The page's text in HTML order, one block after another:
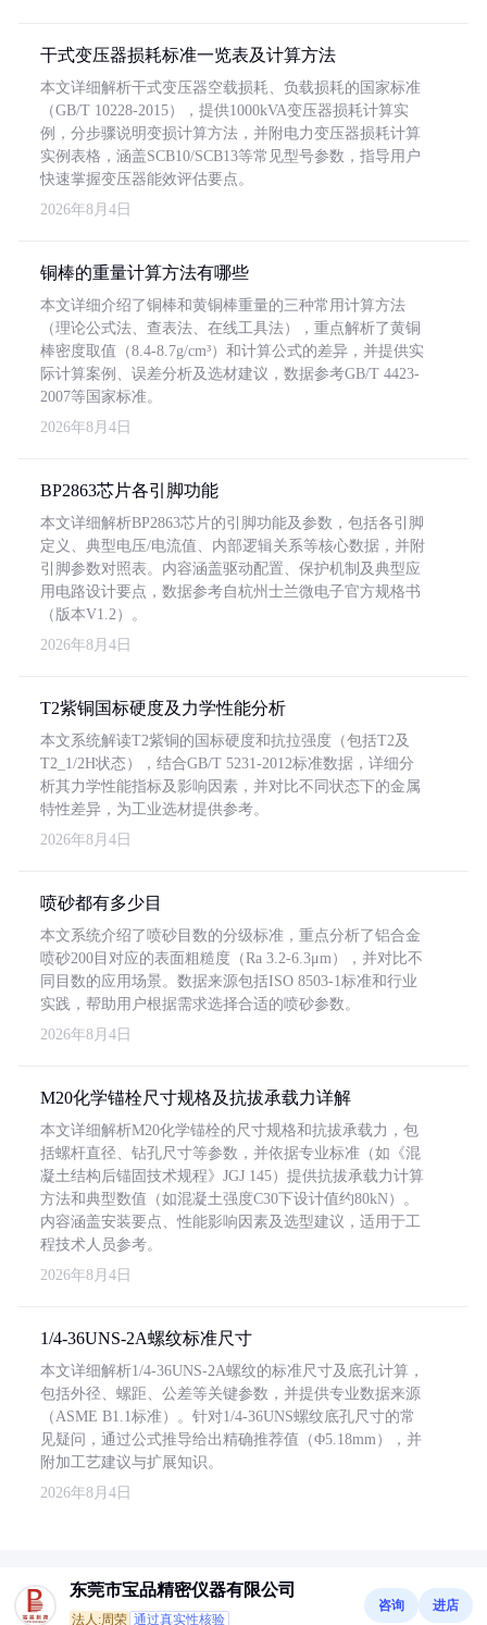
干式变压器损耗标准一览表及计算方法
本文详细解析干式变压器空载损耗、负载损耗的国家标准
（GB/T 10228-2015），提供1000kVA变压器损耗计算实
例，分步骤说明变损计算方法，并附电力变压器损耗计算
实例表格，涵盖SCB10/SCB13等常见型号参数，指导用户
快速掌握变压器能效评估要点。
2026年8月4日
铜棒的重量计算方法有哪些
本文详细介绍了铜棒和黄铜棒重量的三种常用计算方法
（理论公式法、查表法、在线工具法），重点解析了黄铜
棒密度取值（8.4-8.7g/cm³）和计算公式的差异，并提供实
际计算案例、误差分析及选材建议，数据参考GB/T 4423-
2007等国家标准。
2026年8月4日
BP2863芯片各引脚功能
本文详细解析BP2863芯片的引脚功能及参数，包括各引脚
定义、典型电压/电流值、内部逻辑关系等核心数据，并附
引脚参数对照表。内容涵盖驱动配置、保护机制及典型应
用电路设计要点，数据参考自杭州士兰微电子官方规格书
（版本V1.2）。
2026年8月4日
T2紫铜国标硬度及力学性能分析
本文系统解读T2紫铜的国标硬度和抗拉强度（包括T2及
T2_1/2H状态），结合GB/T 5231-2012标准数据，详细分
析其力学性能指标及影响因素，并对比不同状态下的金属
特性差异，为工业选材提供参考。
2026年8月4日
喷砂都有多少目
本文系统介绍了喷砂目数的分级标准，重点分析了铝合金
喷砂200目对应的表面粗糙度（Ra 3.2-6.3μm），并对比不
同目数的应用场景。数据来源包括ISO 8503-1标准和行业
实践，帮助用户根据需求选择合适的喷砂参数。
2026年8月4日
M20化学锚栓尺寸规格及抗拔承载力详解
本文详细解析M20化学锚栓的尺寸规格和抗拔承载力，包
括螺杆直径、钻孔尺寸等参数，并依据专业标准（如《混
凝土结构后锚固技术规程》JGJ 145）提供抗拔承载力计算
方法和典型数值（如混凝土强度C30下设计值约80kN）。
内容涵盖安装要点、性能影响因素及选型建议，适用于工
程技术人员参考。
2026年8月4日
1/4-36UNS-2A螺纹标准尺寸
本文详细解析1/4-36UNS-2A螺纹的标准尺寸及底孔计算，
包括外径、螺距、公差等关键参数，并提供专业数据来源
（ASME B1.1标准）。针对1/4-36UNS螺纹底孔尺寸的常
见疑问，通过公式推导给出精确推荐值（Φ5.18mm），并
附加工艺建议与扩展知识。
2026年8月4日
东莞市宝品精密仪器有限公司
法人:周荣 通过真实性核验
咨询 进店